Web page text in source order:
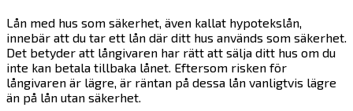
Lån med hus som säkerhet, även kallat hypotekslån,
innebär att du tar ett lån där ditt hus används som säkerhet.
Det betyder att långivaren har rätt att sälja ditt hus om du
inte kan betala tillbaka lånet. Eftersom risken för
långivaren är lägre, är räntan på dessa lån vanligtvis lägre
än på lån utan säkerhet.